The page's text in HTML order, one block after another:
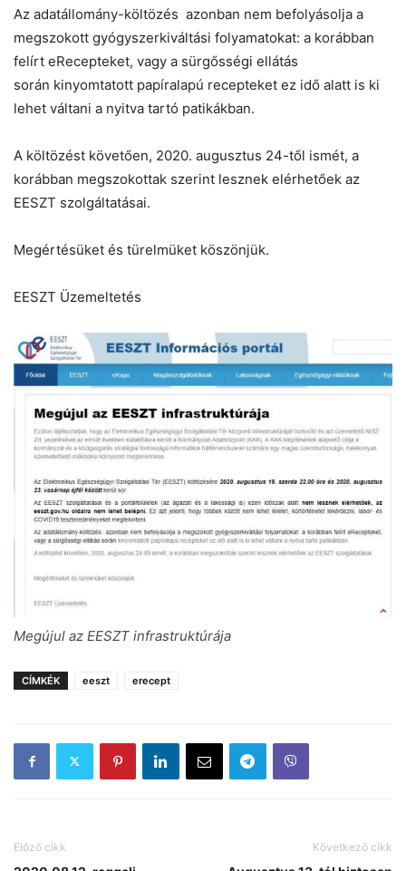
Az adatállomány-költözés azonban nem befolyásolja a
megszokott gyógyszerkiváltási folyamatokat: a korábban
felírt eRecepteket, vagy a sürgősségi ellátás
során kinyomtatott papíralapú recepteket ez idő alatt is ki
lehet váltani a nyitva tartó patikákban.
A költözést követően, 2020. augusztus 24-től ismét, a
korábban megszokottak szerint lesznek elérhetőek az
EESZT szolgáltatásai.
Megértésüket és türelmüket köszönjük.
EESZT Üzemeltetés
Megújul az EESZT infrastruktúrája
CÍMKÉK eeszt erecept
Előző cikk Következő cikk